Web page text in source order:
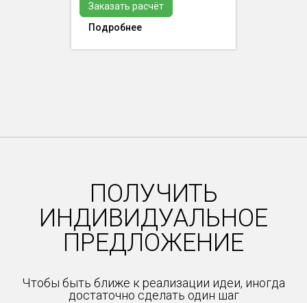
Заказать расчёт
Подробнее
ПОЛУЧИТЬ
ИНДИВИДУАЛЬНОЕ
ПРЕДЛОЖЕНИЕ
Чтобы быть ближе к реализации идеи, иногда
достаточно сделать один шаг